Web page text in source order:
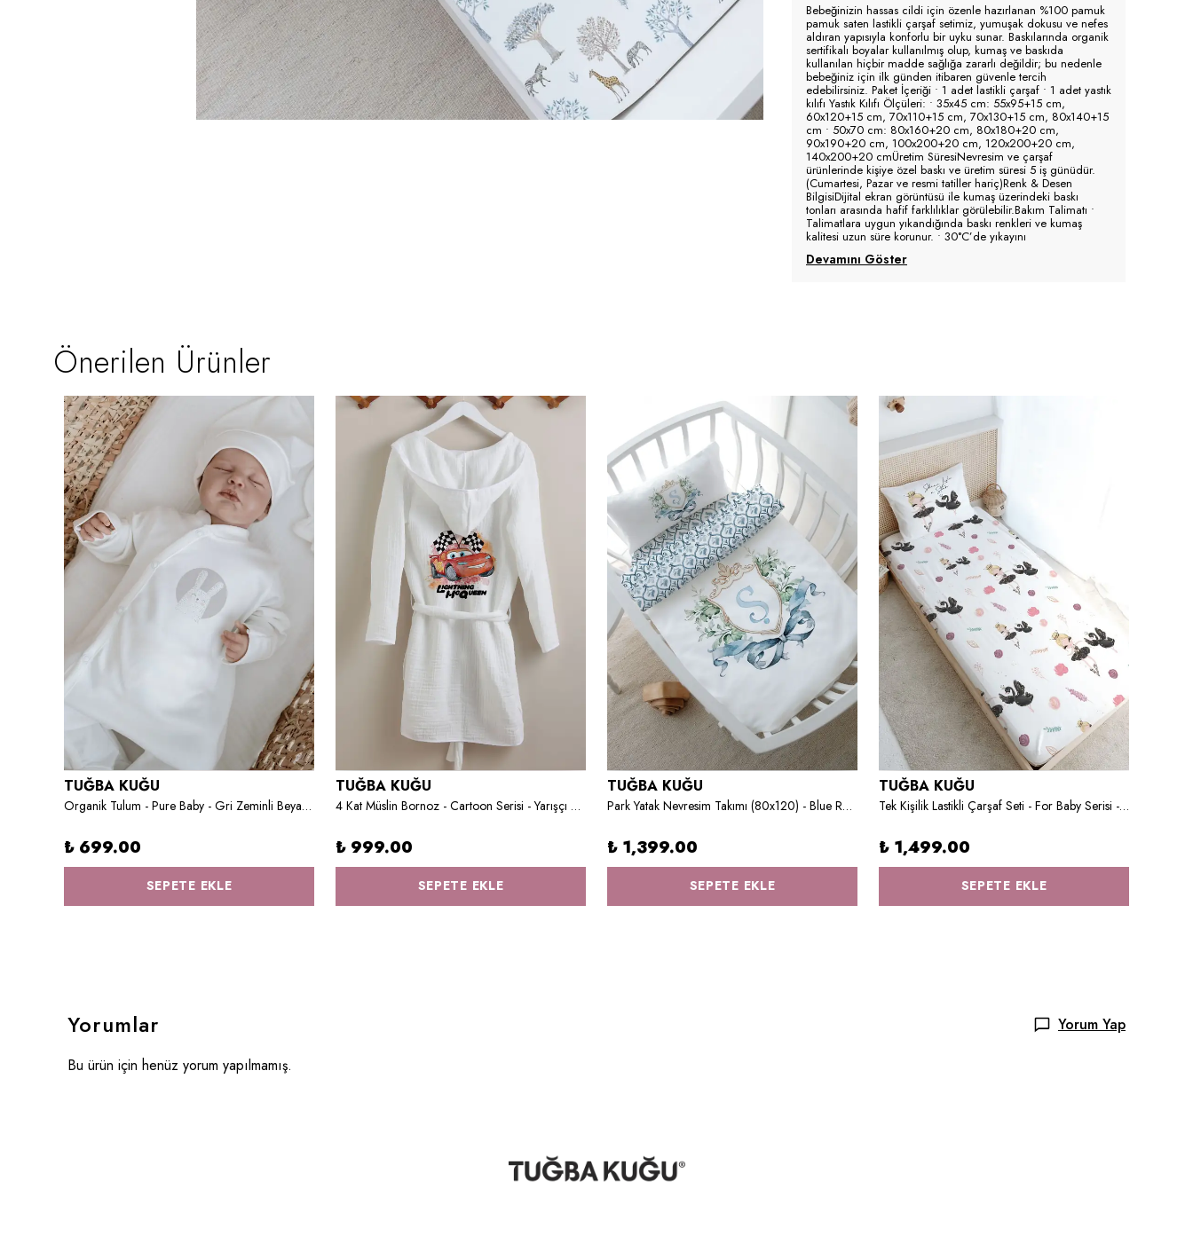
Bebeğinizin hassas cildi için özenle hazırlanan %100 pamuk
pamuk saten lastikli çarşaf setimiz, yumuşak dokusu ve nefes
aldıran yapısıyla konforlu bir uyku sunar. Baskılarında organik
sertifikalı boyalar kullanılmış olup, kumaş ve baskıda
kullanılan hiçbir madde sağlığa zararlı değildir; bu nedenle
bebeğiniz için ilk günden itibaren güvenle tercih
edebilirsiniz. Paket İçeriği • 1 adet lastikli çarşaf • 1 adet yastık
kılıfı Yastık Kılıfı Ölçüleri: • 35x45 cm: 55x95+15 cm,
60x120+15 cm, 70x110+15 cm, 70x130+15 cm, 80x140+15
cm • 50x70 cm: 80x160+20 cm, 80x180+20 cm,
90x190+20 cm, 100x200+20 cm, 120x200+20 cm,
140x200+20 cmÜretim SüresiNevresim ve çarşaf
ürünlerinde kişiye özel baskı ve üretim süresi 5 iş günüdür.
(Cumartesi, Pazar ve resmi tatiller hariç)Renk & Desen
BilgisiDijital ekran görüntüsü ile kumaş üzerindeki baskı
tonları arasında hafif farklılıklar görülebilir.Bakım Talimatı •
Talimatlara uygun yıkandığında baskı renkleri ve kumaş
kalitesi uzun süre korunur. • 30°C’de yıkayını
Devamını Göster
Önerilen Ürünler
TUĞBA KUĞU
Organik Tulum - Pure Baby - Gri Zeminli Beyaz Tavşan
₺ 699.00
SEPETE EKLE
TUĞBA KUĞU
4 Kat Müslin Bornoz - Cartoon Serisi - Yarışçı Şimşek
₺ 999.00
SEPETE EKLE
TUĞBA KUĞU
Park Yatak Nevresim Takımı (80x120) - Blue Royal Series - Ş Harfi
₺ 1,399.00
SEPETE EKLE
TUĞBA KUĞU
Tek Kişilik Lastikli Çarşaf Seti - For Baby Serisi - Siyah Tütülü Balerin ve Kuğu
₺ 1,499.00
SEPETE EKLE
Yorumlar
Yorum Yap
Bu ürün için henüz yorum yapılmamış.